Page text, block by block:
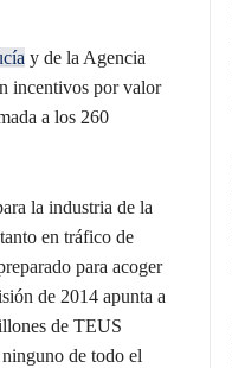
y de la Agencia
incentivos por valor
a los 260
la industria de la
en tráfico de
para acoger
de 2014 apunta a
de TEUS
de todo el